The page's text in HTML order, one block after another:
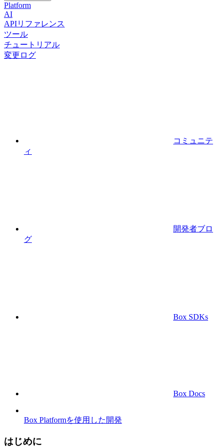
Platform
AI
APIリファレンス
ツール
チュートリアル
変更ログ
コミュニテ
ィ
開発者ブロ
グ
Box SDKs
Box Docs
Box Platformを使用した開発
はじめに